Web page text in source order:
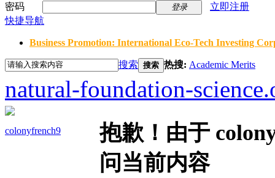
密码
登录
立即注册
快捷导航
Business Promotion: International Eco-Tech Investing
搜索 搜索 热搜: Academic Merits
natural-foundation-
colonyfrench9
抱歉！由于
问当前内容